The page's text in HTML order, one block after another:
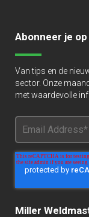
Abonneer je
Van tips en de
sector. Onze
met waardevolle
Miller